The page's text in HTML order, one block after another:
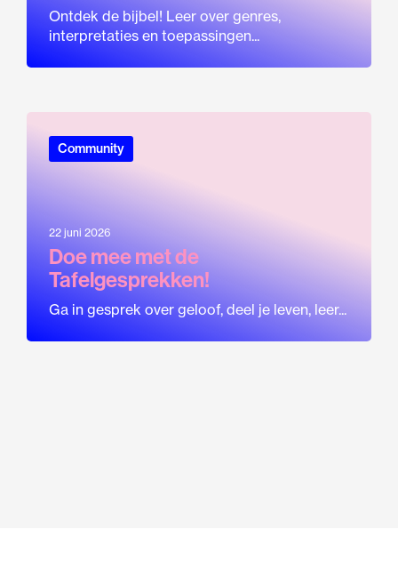
Ontdek de bijbel! Leer over genres,
interpretaties en toepassingen...
Community
22 juni 2026
Doe mee met de
Tafelgesprekken!
Ga in gesprek over geloof, deel je leven, leer...